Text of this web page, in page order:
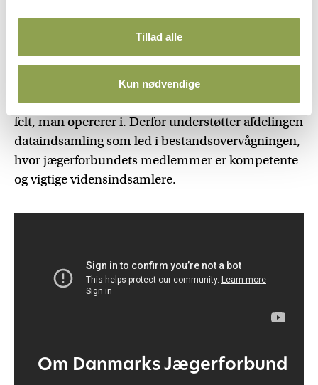
Tillad alle
Kun nødvendige
Som jæger er dit bidrag til jagten ved
bestandsovervågning vigtig for jagtens fremtid.
At kunne træffe kvalificerede beslutninger kræver
et solidt datagrundlag og en solid viden om det
felt, man opererer i. Derfor understøtter afdelingen
dataindsamling som led i bestandsovervågningen,
hvor jægerforbundets medlemmer er kompetente
og vigtige vidensindsamlere.
Om Danmarks Jægerforbund